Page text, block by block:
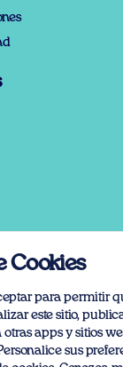
Cookies
para permitir
este sitio,
apps y sitios
sus